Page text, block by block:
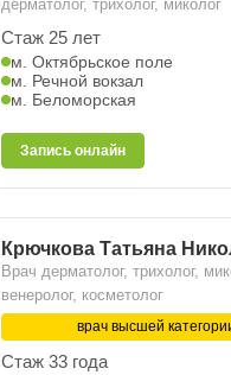
дерматолог, трихолог, миколог
Стаж 25 лет
м. Октябрьское поле
м. Речной вокзал
м. Беломорская
Запись онлайн
Крючкова Татьяна
Врач дерматолог, трихолог,
венеролог, косметолог
врач высшей
Стаж 33 года